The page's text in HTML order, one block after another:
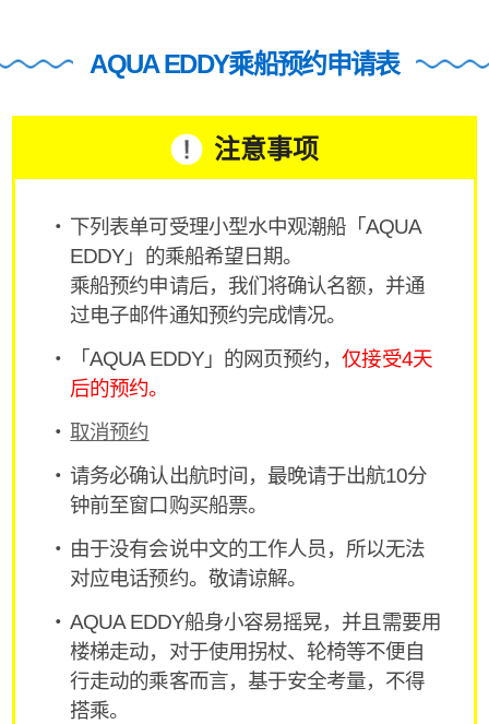
AQUA EDDY乘船预约申请表
注意事项
下列表单可受理小型水中观潮船「AQUA
EDDY」的乘船希望日期。
乘船预约申请后，我们将确认名额，并通
过电子邮件通知预约完成情况。
「AQUA EDDY」的网页预约，仅接受4天
后的预约。
取消预约
请务必确认出航时间，最晚请于出航10分
钟前至窗口购买船票。
由于没有会说中文的工作人员，所以无法
对应电话预约。敬请谅解。
AQUA EDDY船身小容易摇晃，并且需要用
楼梯走动，对于使用拐杖、轮椅等不便自
行走动的乘客而言，基于安全考量，不得
搭乘。